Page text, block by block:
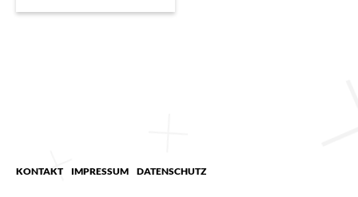
KONTAKT IMPRESSUM DATENSCHUTZ